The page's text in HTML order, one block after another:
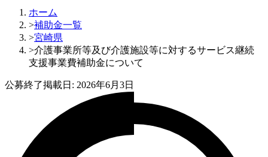
ホーム
>補助金一覧
>宮崎県
>介護事業所等及び介護施設等に対するサービス継続
支援事業費補助金について
公募終了掲載日: 2026年6月3日